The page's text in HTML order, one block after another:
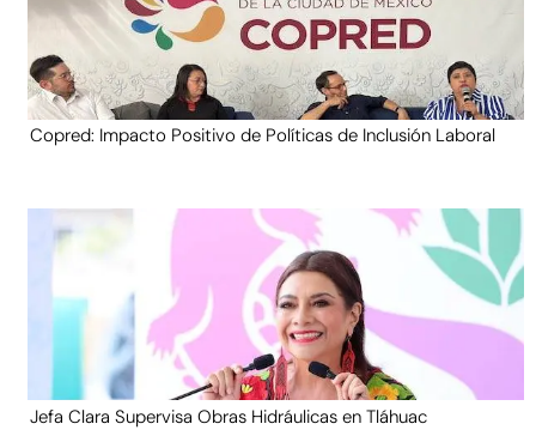
Copred: Impacto Positivo de Políticas de Inclusión Laboral
Jefa Clara Supervisa Obras Hidráulicas en Tláhuac